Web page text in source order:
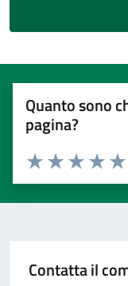
Quanto sono
pagina?
Valuta
Valuta 3
Valuta 2 stelle
Valuta 1 stelle su 5
Contatta il